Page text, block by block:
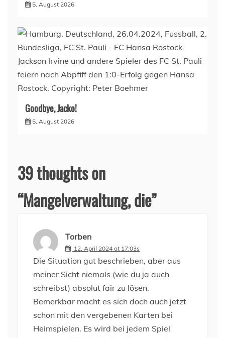
5. August 2026
Goodbye, Jacko!
5. August 2026
39 thoughts on
“Mangelverwaltung, die”
Torben
12. April 2024 at 17:03s
Die Situation gut beschrieben, aber aus
meiner Sicht niemals (wie du ja auch
schreibst) absolut fair zu lösen.
Bemerkbar macht es sich doch auch jetzt
schon mit den vergebenen Karten bei
Heimspielen. Es wird bei jedem Spiel